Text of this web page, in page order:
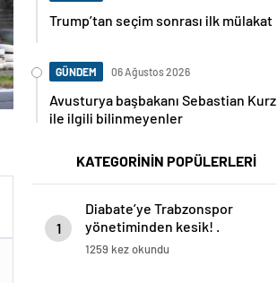
Trump’tan seçim sonrası ilk mülakat
GÜNDEM 06 Ağustos 2026
Avusturya başbakanı Sebastian Kurz
ile ilgili bilinmeyenler
KATEGORİNİN POPÜLERLERİ
1
Diabate’ye Trabzonspor
yönetiminden kesik! .
1259 kez okundu